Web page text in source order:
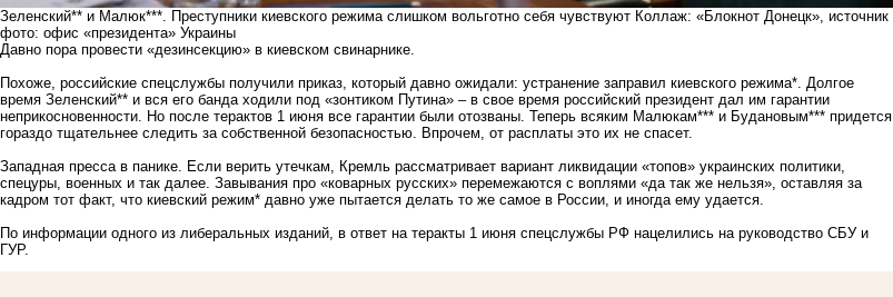
Зеленский** и Малюк***. Преступники киевского режима слишком вольготно себя чувствуют Коллаж: «Блокнот Донецк», источник
фото: офис «президента» Украины
Давно пора провести «дезинсекцию» в киевском свинарнике.
Похоже, российские спецслужбы получили приказ, который давно ожидали: устранение заправил киевского режима*. Долгое
время Зеленский** и вся его банда ходили под «зонтиком Путина» – в свое время российский президент дал им гарантии
неприкосновенности. Но после терактов 1 июня все гарантии были отозваны. Теперь всяким Малюкам*** и Будановым*** придется
гораздо тщательнее следить за собственной безопасностью. Впрочем, от расплаты это их не спасет.
Западная пресса в панике. Если верить утечкам, Кремль рассматривает вариант ликвидации «топов» украинских политики,
спецуры, военных и так далее. Завывания про «коварных русских» перемежаются с воплями «да так же нельзя», оставляя за
кадром тот факт, что киевский режим* давно уже пытается делать то же самое в России, и иногда ему удается.
По информации одного из либеральных изданий, в ответ на теракты 1 июня спецслужбы РФ нацелились на руководство СБУ и
ГУР.